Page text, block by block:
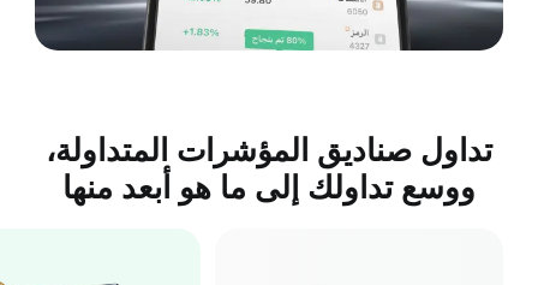
تداول صناديق المؤشرات المتداولة،
ووسع تداولك إلى ما هو أبعد منها